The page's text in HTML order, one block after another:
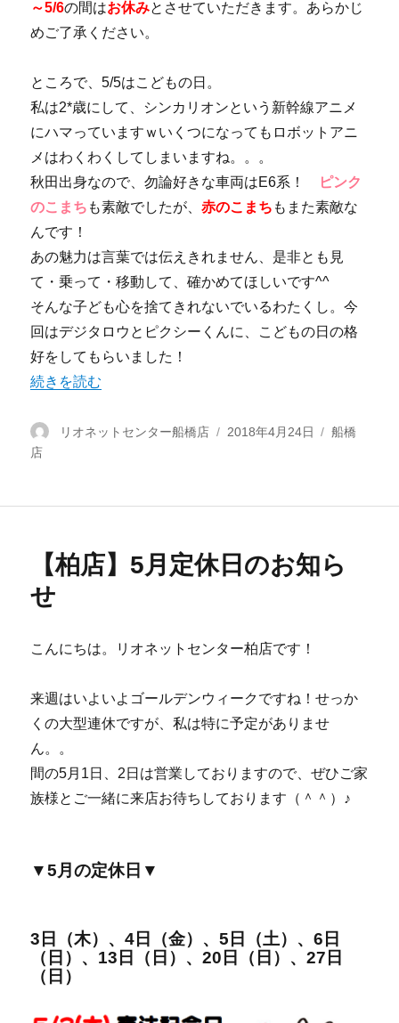
～5/6の間はお休みとさせていただきます。あらかじ
めご了承ください。
ところで、5/5はこどもの日。
私は2*歳にして、シンカリオンという新幹線アニメ
にハマっていますｗいくつになってもロボットアニ
メはわくわくしてしまいますね。。。
秋田出身なので、勿論好きな車両はE6系！
ピンク
のこまち も素敵でしたが、赤のこまち もまた素敵な
んです！
あの魅力は言葉では伝えきれません、是非とも見
て・乗って・移動して、確かめてほしいです^^
そんな子ども心を捨てきれないでいるわたくし。今
回はデジタロウとピクシーくんに、こどもの日の格
好をしてもらいました！
“【船橋店】定休日のお知らせと、こどもの日と” の
続きを読む
投
リオネットセンター船橋店
投
2018年4月24日
カ
船橋
店
【柏店】5月定休日のお知ら
せ
こんにちは。リオネットセンター柏店です！
来週はいよいよゴールデンウィークですね！せっか
くの大型連休ですが、私は特に予定がありませ
ん。。
間の5月1日、2日は営業しておりますので、ぜひご家
族様とご一緒に来店お待ちしております（＾＾）♪
▼5月の定休日▼
3日（木）、4日（金）、5日（土）、6日
（日）、13日（日）、20日（日）、27日
（日）